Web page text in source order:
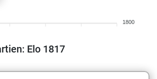
1800
Elo 1817